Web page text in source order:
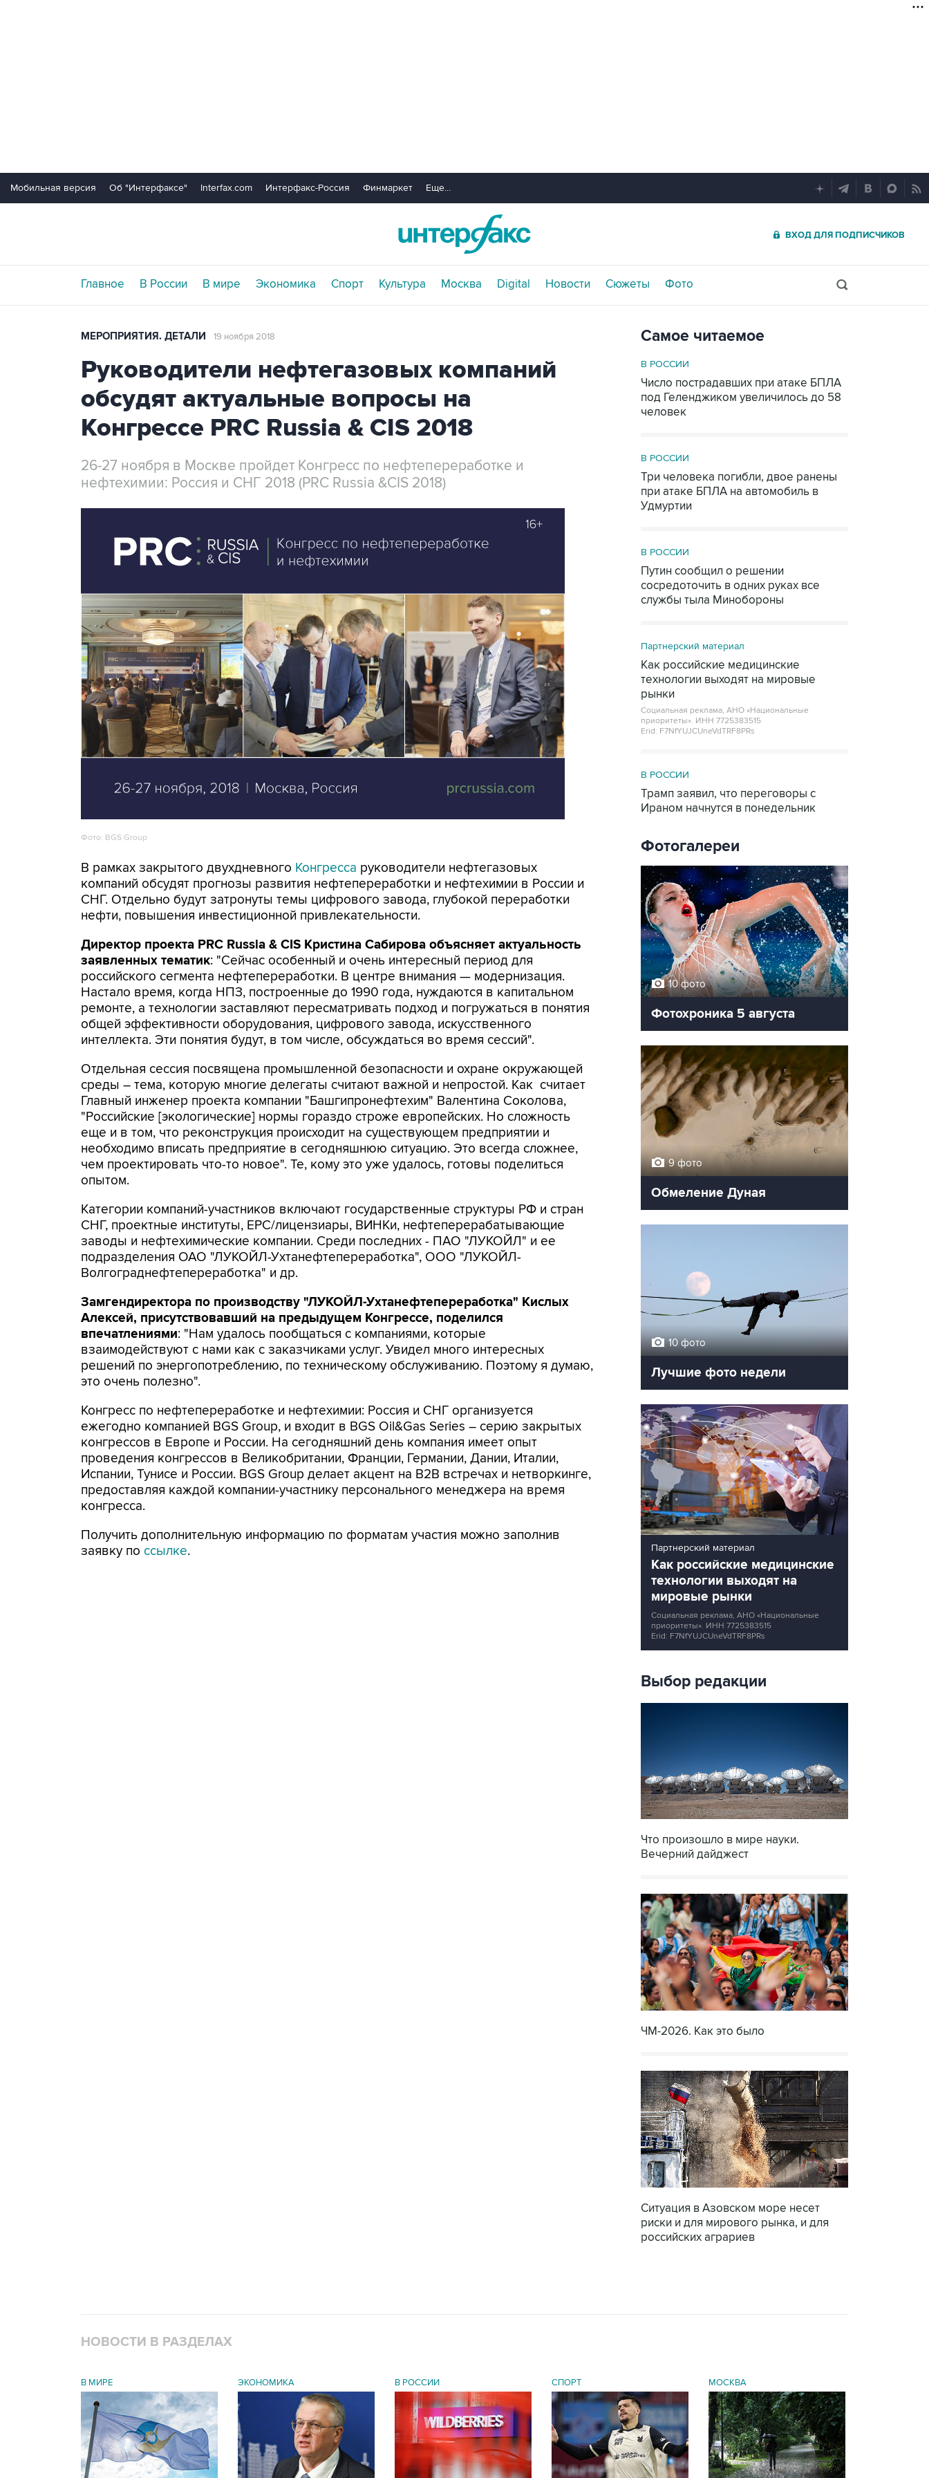
Мобильная версия Об "Интерфаксе" Interfax.com Интерфакс-Россия Финмаркет Еще...
ВХОД ДЛЯ ПОДПИСЧИКОВ
Главное В России В мире Экономика Спорт Культура Москва Digital Новости Сюжеты Фото
МЕРОПРИЯТИЯ. ДЕТАЛИ 19 ноября 2018
Руководители нефтегазовых компаний
обсудят актуальные вопросы на
Конгрессе PRC Russia & CIS 2018
26-27 ноября в Москве пройдет Конгресс по нефтепереработке и
нефтехимии: Россия и СНГ 2018 (PRC Russia &CIS 2018)
Фото: BGS Group
В рамках закрытого двухдневного Конгресса руководители нефтегазовых
компаний обсудят прогнозы развития нефтепереработки и нефтехимии в России и
СНГ. Отдельно будут затронуты темы цифрового завода, глубокой переработки
нефти, повышения инвестиционной привлекательности.
Директор проекта PRC Russia & CIS Кристина Сабирова объясняет актуальность
заявленных тематик: "Сейчас особенный и очень интересный период для
российского сегмента нефтепереработки. В центре внимания — модернизация.
Настало время, когда НПЗ, построенные до 1990 года, нуждаются в капитальном
ремонте, а технологии заставляют пересматривать подход и погружаться в понятия
общей эффективности оборудования, цифрового завода, искусственного
интеллекта. Эти понятия будут, в том числе, обсуждаться во время сессий".
Отдельная сессия посвящена промышленной безопасности и охране окружающей
среды – тема, которую многие делегаты считают важной и непростой. Как считает
Главный инженер проекта компании "Башгипронефтехим" Валентина Соколова,
"Российские [экологические] нормы гораздо строже европейских. Но сложность
еще и в том, что реконструкция происходит на существующем предприятии и
необходимо вписать предприятие в сегодняшнюю ситуацию. Это всегда сложнее,
чем проектировать что-то новое". Те, кому это уже удалось, готовы поделиться
опытом.
Категории компаний-участников включают государственные структуры РФ и стран
СНГ, проектные институты, EPC/лицензиары, ВИНКи, нефтеперерабатывающие
заводы и нефтехимические компании. Среди последних - ПАО "ЛУКОЙЛ" и ее
подразделения ОАО "ЛУКОЙЛ-Ухтанефтепереработка", ООО "ЛУКОЙЛ-
Волгограднефтепереработка" и др.
Замгендиректора по производству "ЛУКОЙЛ-Ухтанефтепереработка" Кислых
Алексей, присутствовавший на предыдущем Конгрессе, поделился
впечатлениями: "Нам удалось пообщаться с компаниями, которые
взаимодействуют с нами как с заказчиками услуг. Увидел много интересных
решений по энергопотреблению, по техническому обслуживанию. Поэтому я думаю,
это очень полезно".
Конгресс по нефтепереработке и нефтехимии: Россия и СНГ организуется
ежегодно компанией BGS Group, и входит в BGS Oil&Gas Series – серию закрытых
конгрессов в Европе и России. На сегодняшний день компания имеет опыт
проведения конгрессов в Великобритании, Франции, Германии, Дании, Италии,
Испании, Тунисе и России. BGS Group делает акцент на B2B встречах и нетворкинге,
предоставляя каждой компании-участнику персонального менеджера на время
конгресса.
Получить дополнительную информацию по форматам участия можно заполнив
заявку по ссылке.
Самое читаемое
В РОССИИ
Число пострадавших при атаке БПЛА
под Геленджиком увеличилось до 58
человек
В РОССИИ
Три человека погибли, двое ранены
при атаке БПЛА на автомобиль в
Удмуртии
В РОССИИ
Путин сообщил о решении
сосредоточить в одних руках все
службы тыла Минобороны
Партнерский материал
Как российские медицинские
технологии выходят на мировые
рынки
Социальная реклама, АНО «Национальные
приоритеты». ИНН 7725383515
Erid: F7NfYUJCUneVdTRF8PRs
В РОССИИ
Трамп заявил, что переговоры с
Ираном начнутся в понедельник
Фотогалереи
10 фото
Фотохроника 5 августа
9 фото
Обмеление Дуная
10 фото
Лучшие фото недели
Партнерский материал
Как российские медицинские
технологии выходят на
мировые рынки
Социальная реклама, АНО «Национальные
приоритеты». ИНН 7725383515
Erid: F7NfYUJCUneVdTRF8PRs
Выбор редакции
Что произошло в мире науки.
Вечерний дайджест
ЧМ-2026. Как это было
Ситуация в Азовском море несет
риски и для мирового рынка, и для
российских аграриев
НОВОСТИ В РАЗДЕЛАХ
В МИРЕ ЭКОНОМИКА В РОССИИ СПОРТ МОСКВА